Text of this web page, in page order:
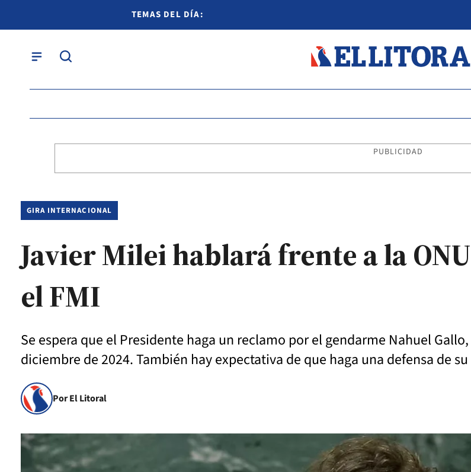
TEMAS DEL DÍA:
PUBLICIDAD
GIRA INTERNACIONAL
Javier Milei hablará frente a la
el FMI
Se espera que el Presidente haga un reclamo por el gendarme Nahuel
diciembre de 2024. También hay expectativa de que haga una defensa de
Por El Litoral